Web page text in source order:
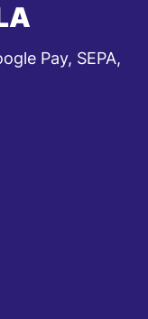
Pay, SEPA,